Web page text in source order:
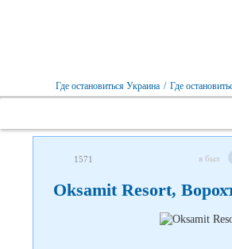
Где остановиться Украина / Где
1571 я был
Oksamit Resort,